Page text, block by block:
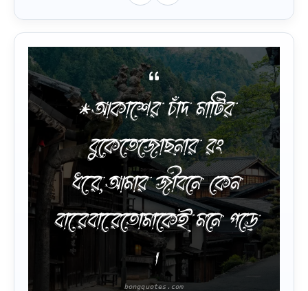
*আকাশের চাঁদ মাটির
বুকেতেজোছনার রং
ধরে,আমার জীবনে কেন
বারেবারেতোমাকেই মনে পড়ে
।